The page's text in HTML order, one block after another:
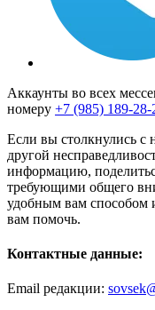
Аккаунты во всех
номеру +7 (985) 189-28-
Если вы столкнулись с
другой
информацию,
требующими общего
удобным вам способом
вам помочь.
Контактные данные:
Email редакции: